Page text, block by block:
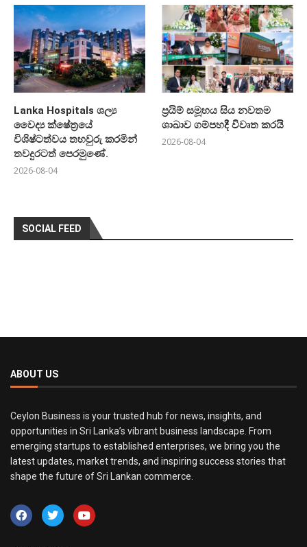
Lanka Hospitals ශල්‍ය
වෛද්‍ය ක්ෂේත්‍රයේ
විශිෂ්ටත්වය තහවුරු කරමින්
තවදුරටත් පෙරමුණේ.
2026-08-04
ප්‍රයිම් සමූහය සිය නවතම
ශාඛාව ගම්පහදී විවෘත කරයි
2026-08-04
SOCIAL FEED
ABOUT US
Ceylon Business is your trusted hub for news, insights, and
opportunities in Sri Lanka’s vibrant business landscape. From
emerging startups to established enterprises, we bring you the
latest updates, market trends, and inspiring success stories that
shape the future of Sri Lankan commerce.